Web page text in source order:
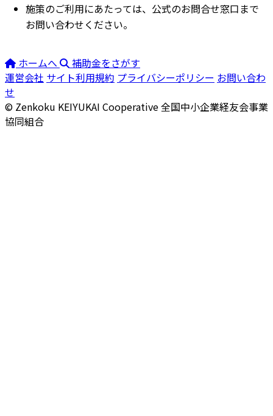
施策のご利用にあたっては、公式のお問合せ窓口まで
お問い合わせください。
ホームへ
補助金をさがす
運営会社 サイト利用規約 プライバシーポリシー お問い合わ
せ
© Zenkoku KEIYUKAI Cooperative全国中小企業経友会事業
協同組合